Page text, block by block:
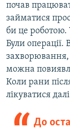
почав
займатися
би це роботою.
Були операції.
захворювання,
можна
Коли рани
лікуватися
До